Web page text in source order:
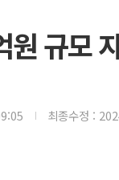
규모
최종수정 :